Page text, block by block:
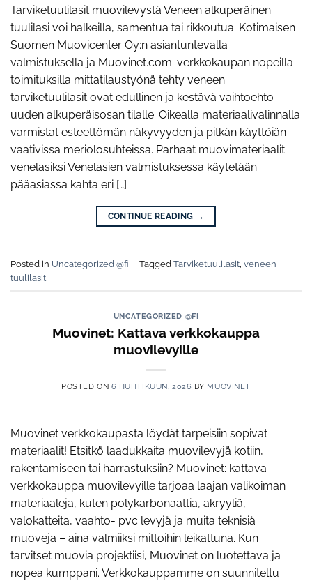
Tarviketuulilasit muovilevystä Veneen alkuperäinen
tuulilasi voi halkeilla, samentua tai rikkoutua. Kotimaisen
Suomen Muovicenter Oy:n asiantuntevalla
valmistuksella ja Muovinet.com-verkkokaupan nopeilla
toimituksilla mittatilaustyönä tehty veneen
tarviketuulilasit ovat edullinen ja kestävä vaihtoehto
uuden alkuperäisosan tilalle. Oikealla materiaalivalinnalla
varmistat esteettömän näkyvyyden ja pitkän käyttöiän
vaativissa meriolosuhteissa. Parhaat muovimateriaalit
venelasiksi Venelasien valmistuksessa käytetään
pääasiassa kahta eri […]
CONTINUE READING →
Posted in Uncategorized @fi | Tagged Tarviketuulilasit veneen
tuulilasit
UNCATEGORIZED @FI
Muovinet: Kattava verkkokauppa
muovilevyille
POSTED ON 6 HUHTIKUUN, 2026 BY MUOVINET
Muovinet verkkokaupasta löydät tarpeisiin sopivat
materiaalit! Etsitkö laadukkaita muovilevyjä kotiin,
rakentamiseen tai harrastuksiin? Muovinet: kattava
verkkokauppa muovilevyille tarjoaa laajan valikoiman
materiaaleja, kuten polykarbonaattia, akryyliä,
valokatteita, vaahto- pvc levyjä ja muita teknisiä
muoveja – aina valmiiksi mittoihin leikattuna. Kun
tarvitset muovia projektiisi, Muovinet on luotettava ja
nopea kumppani. Verkkokauppamme on suunniteltu